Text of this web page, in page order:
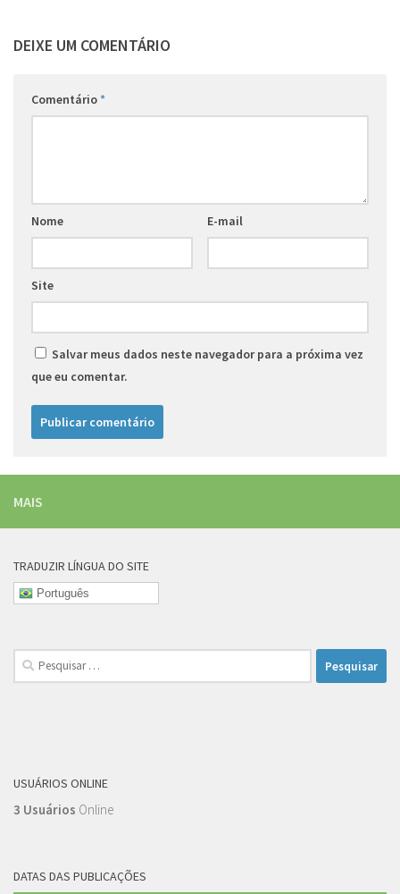
DEIXE UM COMENTÁRIO
Comentário*
Nome E-mail
Site
Salvar meus dados neste navegador para a próxima vez
que eu comentar.
MAIS
TRADUZIR LÍNGUA DO SITE
Português
Pesquisar
por:
USUÁRIOS ONLINE
3 Usuários Online
DATAS DAS PUBLICAÇÕES